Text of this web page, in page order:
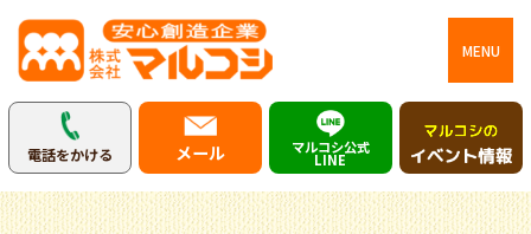
MENU
電話をかける メール マルコシ公式
LINE